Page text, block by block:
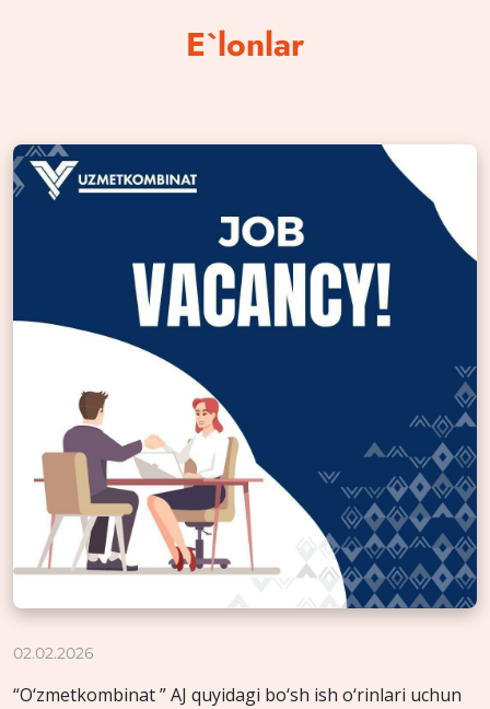
E`lonlar
02.02.2026
“O‘zmetkombinat ” AJ quyidagi bo‘sh ish o‘rinlari uchun